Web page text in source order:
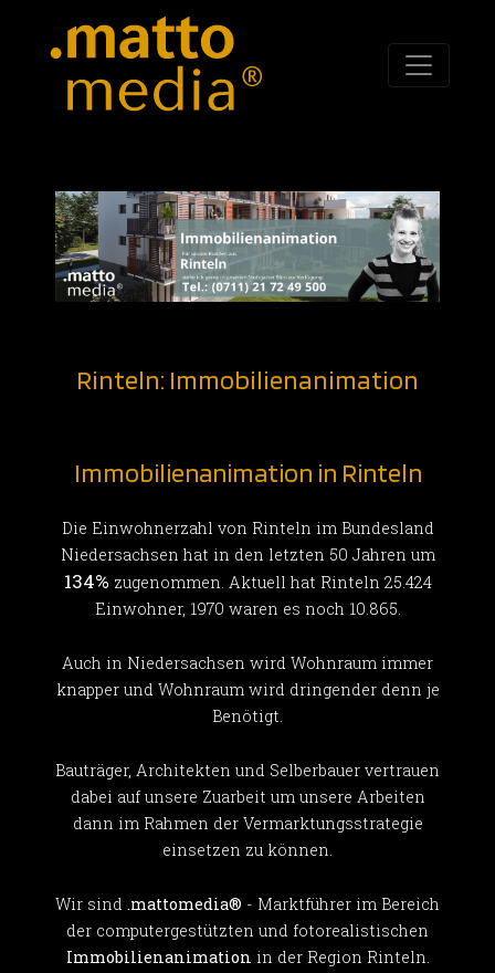
Rinteln: Immobilienanimation
Immobilienanimation in Rinteln
Die Einwohnerzahl von Rinteln im Bundesland
Niedersachsen hat in den letzten 50 Jahren um
134% zugenommen. Aktuell hat Rinteln 25.424
Einwohner, 1970 waren es noch 10.865.
Auch in Niedersachsen wird Wohnraum immer
knapper und Wohnraum wird dringender denn je
Benötigt.
Bauträger, Architekten und Selberbauer vertrauen
dabei auf unsere Zuarbeit um unsere Arbeiten
dann im Rahmen der Vermarktungsstrategie
einsetzen zu können.
Wir sind .mattomedia® - Marktführer im Bereich
der computergestützten und fotorealistischen
Immobilienanimation in der Region Rinteln.